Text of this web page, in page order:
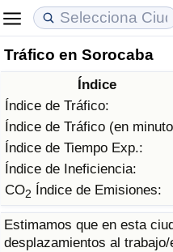
Tráfico en Sorocaba
Índice
Índice de Tráfico:
Índice de Tráfico (en
Índice de Tiempo Exp.:
Índice de Ineficiencia:
CO2 Índice de Emisiones:
Estimamos que en esta
desplazamientos al
Coste de vida
Índice de Costo de Vida
Índice de Costo de Vida
Índice de costo de vida
en aqaba
Precios de las propiedades
Índice de Precios de
Índice de Precios de
Índice de Precios de
Calidad de Vida
Índice de Calidad de Vida
Índice de Calidad de
Índice de calidad de vida
Delincuencia